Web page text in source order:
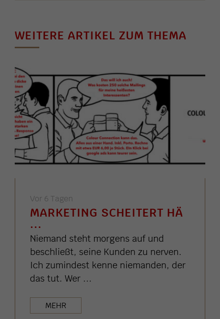
WEITERE ARTIKEL ZUM THEMA
Vor 6 Tagen
MARKETING SCHEITERT HÄ
...
Niemand steht morgens auf und
beschließt, seine Kunden zu nerven.
Ich zumindest kenne niemanden, der
das tut. Wer ...
MEHR